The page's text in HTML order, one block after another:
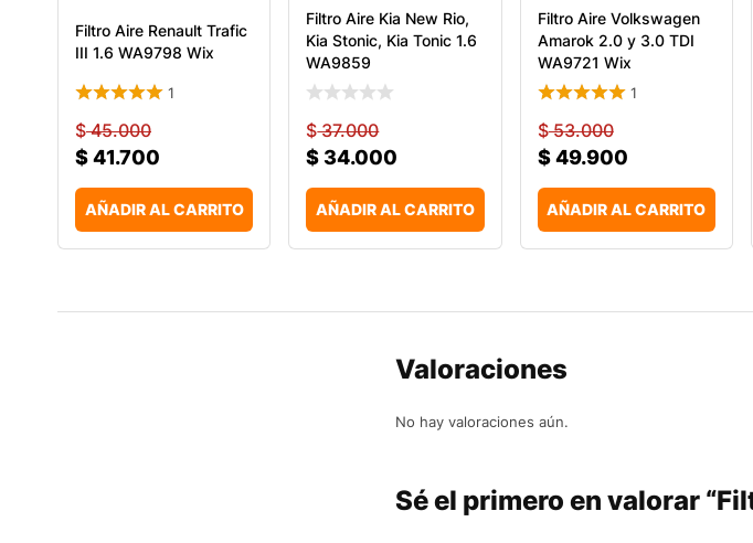
Filtro Aire Renault Trafic
III 1.6 WA9798 Wix
1
$45.000
$41.700
AÑADIR AL CARRITO
Filtro Aire Kia New Rio,
Kia Stonic, Kia Tonic 1.6
WA9859
$37.000
$34.000
AÑADIR AL CARRITO
Filtro Aire Volkswagen
Amarok 2.0 y 3.0 TDI
WA9721 Wix
1
$53.000
$49.900
AÑADIR AL CARRITO
Valoraciones
No hay valoraciones aún.
Sé el primero en valorar